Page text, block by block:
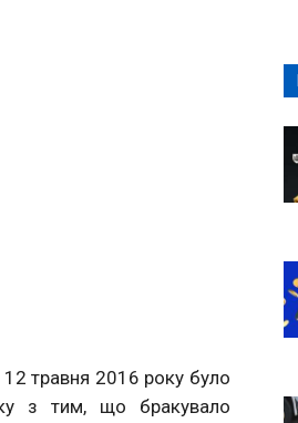
12 травня 2016 року було
з тим, що бракувало